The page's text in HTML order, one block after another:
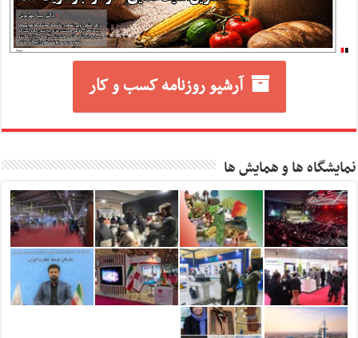
آرشیو روزنامه کسب و کار
نمایشگاه ها و همایش ها